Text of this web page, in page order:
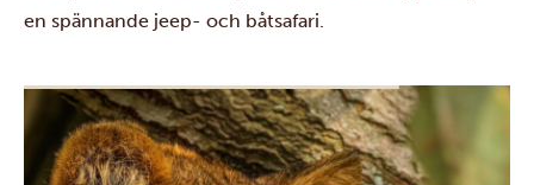
en spännande jeep- och båtsafari.